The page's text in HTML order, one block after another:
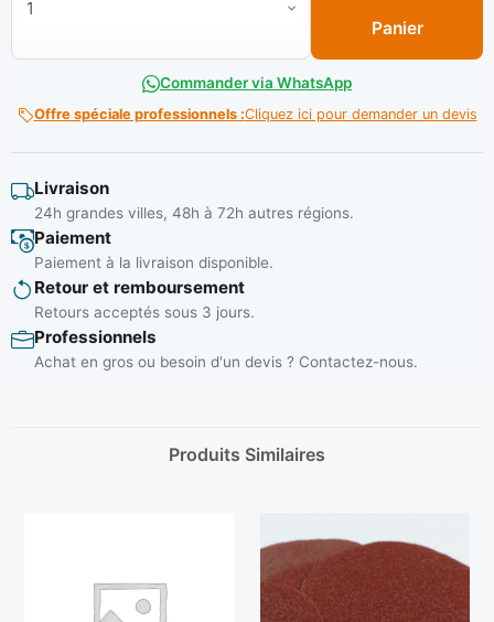
Panier
Commander via WhatsApp
Offre spéciale professionnels :Cliquez ici pour demander un devis
Livraison
24h grandes villes, 48h à 72h autres régions.
Paiement
Paiement à la livraison disponible.
Retour et remboursement
Retours acceptés sous 3 jours.
Professionnels
Achat en gros ou besoin d'un devis ? Contactez-nous.
Produits Similaires